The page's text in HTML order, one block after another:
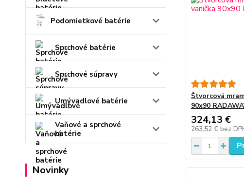
Podomietkové batérie
Sprchové batérie
Sprchové súpravy
Umývadlové batérie
Vaňové a sprchové
batérie
Novinky
Štvorcová
90x90
324,13 €
263,52 € bez